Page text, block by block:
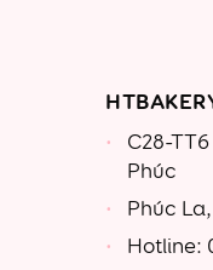
C28-
Phúc
Phúc
Hotline: